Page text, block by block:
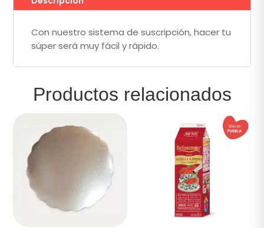
Con nuestro sistema de suscripción, hacer tu
súper será muy fácil y rápido.
Productos relacionados